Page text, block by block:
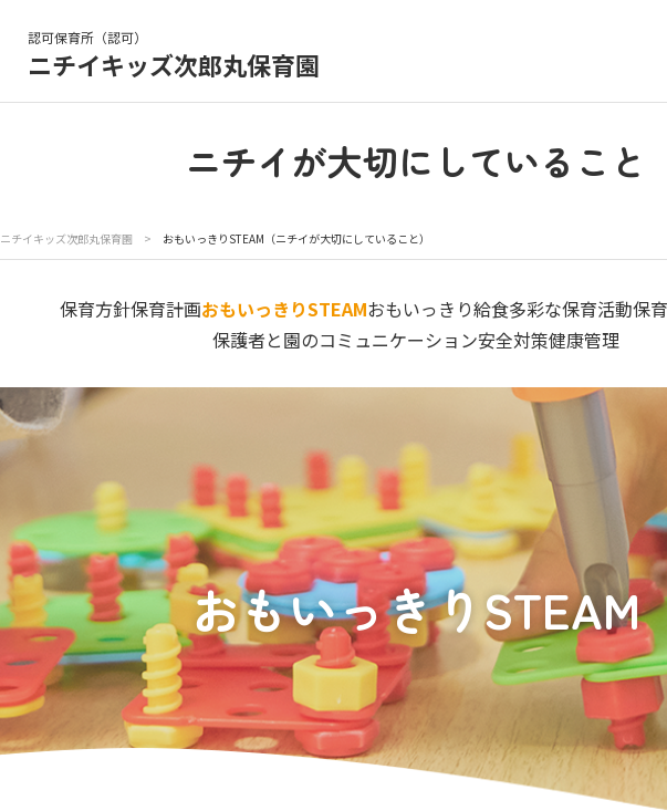
認可保育所（認可）
ニチイキッズ次郎丸保育園
保育園見学 入園の概要
各種書類 お仕事をお探しの方
プライバシーポリシー サイトのご利用について サイトマップ ニチイ学館
ニチイが大切にしていること
ニチイキッズ次郎丸保育園 > おもいっきりSTEAM（ニチイが大切にしていること）
保育方針保育計画おもいっきりSTEAMおもいっきり給食多彩な保育活動保
保護者と園のコミュニケーション安全対策健康管理
おもいっきりSTEAM